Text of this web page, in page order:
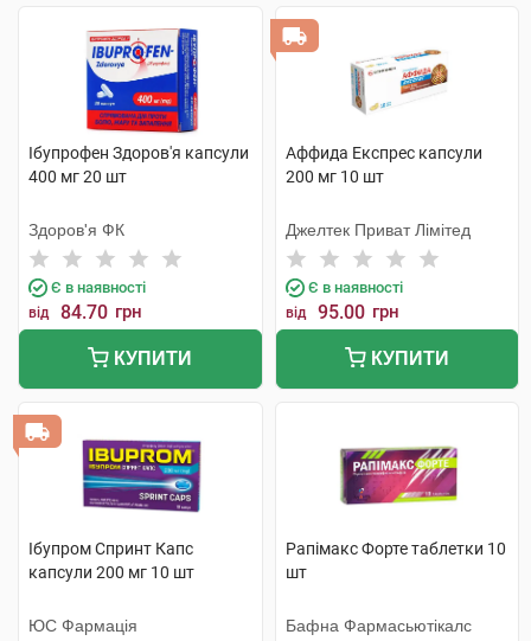
Ібупрофен Здоров'я капсули
400 мг 20 шт
Здоров'я ФК
Є в наявності
від 84.70 грн
КУПИТИ
Аффида Експрес капсули
200 мг 10 шт
Джелтек Приват Лімітед
Є в наявності
від 95.00 грн
КУПИТИ
Ібупром Спринт Капс
капсули 200 мг 10 шт
ЮС Фармація
Рапімакс Форте таблетки 10
шт
Бафна Фармасьютікалс